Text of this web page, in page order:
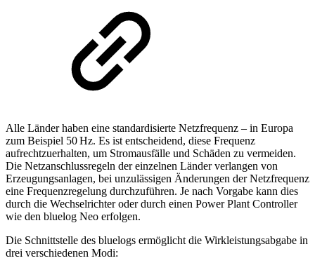
Alle Länder haben eine standardisierte Netzfrequenz – in Europa
zum Beispiel 50 Hz. Es ist entscheidend, diese Frequenz
aufrechtzuerhalten, um Stromausfälle und Schäden zu vermeiden.
Die Netzanschlussregeln der einzelnen Länder verlangen von
Erzeugungsanlagen, bei unzulässigen Änderungen der Netzfrequenz
eine Frequenzregelung durchzuführen. Je nach Vorgabe kann dies
durch die Wechselrichter oder durch einen Power Plant Controller
wie den bluelog Neo erfolgen.
Die Schnittstelle des bluelogs ermöglicht die Wirkleistungsabgabe in
drei verschiedenen Modi: